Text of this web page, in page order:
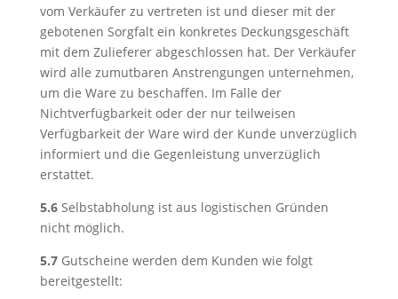
vom Verkäufer zu vertreten ist und dieser mit der
gebotenen Sorgfalt ein konkretes Deckungsgeschäft
mit dem Zulieferer abgeschlossen hat. Der Verkäufer
wird alle zumutbaren Anstrengungen unternehmen,
um die Ware zu beschaffen. Im Falle der
Nichtverfügbarkeit oder der nur teilweisen
Verfügbarkeit der Ware wird der Kunde unverzüglich
informiert und die Gegenleistung unverzüglich
erstattet.
5.6Selbstabholung ist aus logistischen Gründen
nicht möglich.
5.7Gutscheine werden dem Kunden wie folgt
bereitgestellt: